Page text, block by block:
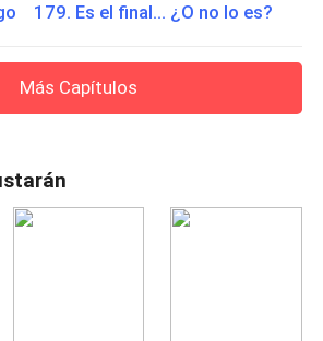
179. Es el final... ¿O no lo es?
Más Capítulos